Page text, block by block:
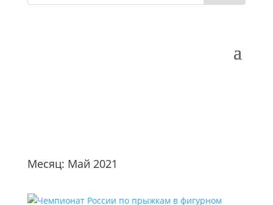
Месяц: Май 2021